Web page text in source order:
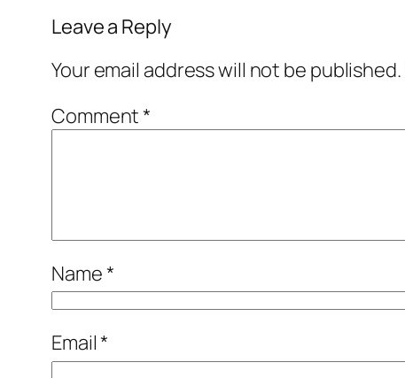
Leave a Reply
Your email address will not be published.
Comment*
Name*
Email*